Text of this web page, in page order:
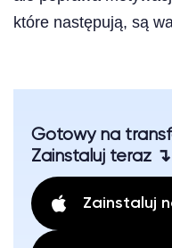
które następują, są
Gotowy na
Zainstaluj teraz ↴
Zainstaluj